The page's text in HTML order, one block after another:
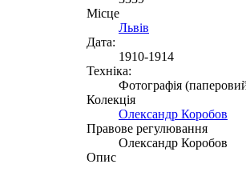
Місце
Львів
Дата:
1910-1914
Техніка:
Фотографія
Колекція
Олександр Коробов
Правове регулювання
Олександр Коробов
Опис